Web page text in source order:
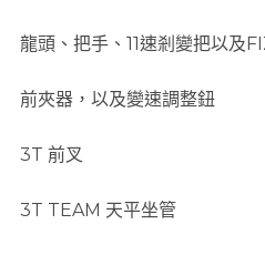
龍頭、把手、11速剎變把以及
前夾器，以及變速調整鈕
3T 前叉
3T TEAM 天平坐管